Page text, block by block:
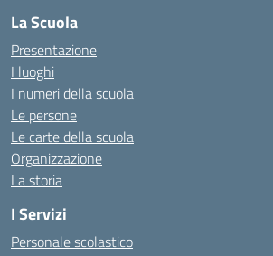
La Scuola
Presentazione
I luoghi
I numeri della scuola
Le persone
Le carte della scuola
Organizzazione
La storia
I Servizi
Personale scolastico